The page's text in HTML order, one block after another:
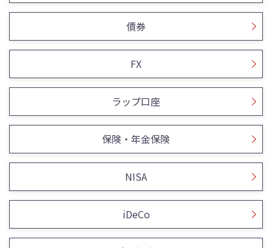
債券
FX
ラップ口座
保険・年金保険
NISA
iDeCo